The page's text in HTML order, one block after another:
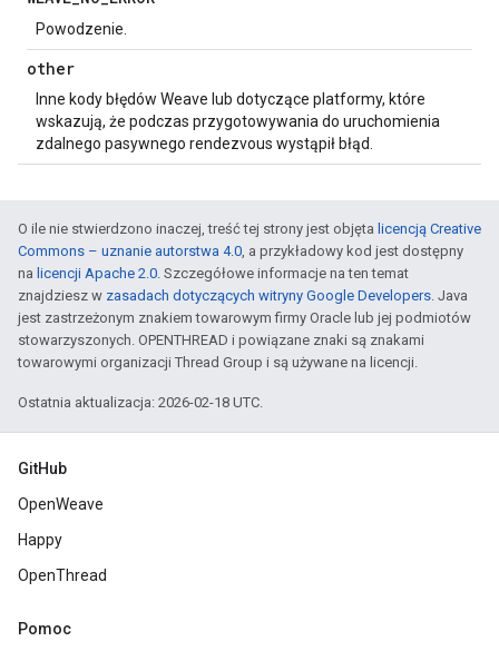
Powodzenie.
other
Inne kody błędów Weave lub dotyczące platformy, które
wskazują, że podczas przygotowywania do uruchomienia
zdalnego pasywnego rendezvous wystąpił błąd.
O ile nie stwierdzono inaczej, treść tej strony jest objęta licencją Creative
Commons – uznanie autorstwa 4.0, a przykładowy kod jest dostępny
na licencji Apache 2.0. Szczegółowe informacje na ten temat
znajdziesz w zasadach dotyczących witryny Google Developers. Java
jest zastrzeżonym znakiem towarowym firmy Oracle lub jej podmiotów
stowarzyszonych. OPENTHREAD i powiązane znaki są znakami
towarowymi organizacji Thread Group i są używane na licencji.
Ostatnia aktualizacja: 2026-02-18 UTC.
GitHub
OpenWeave
Happy
OpenThread
Pomoc